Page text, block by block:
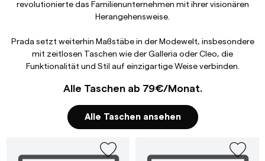
revolutionierte das Familienunternehmen mit ihrer visionären
Herangehensweise.
Prada setzt weiterhin Maßstäbe in der Modewelt, insbesondere
mit zeitlosen Taschen wie der Galleria oder Cleo, die
Funktionalität und Stil auf einzigartige Weise verbinden.
Alle Taschen ab 79€/Monat.
Alle Taschen ansehen